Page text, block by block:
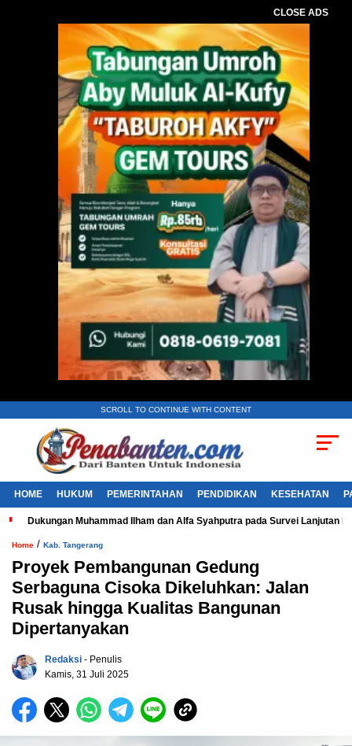
CLOSE ADS
SCROLL TO CONTINUE WITH CONTENT
HOME HUKUM PEMERINTAHAN PENDIDIKAN KESEHATAN
Dukungan Muhammad Ilham dan Alfa Syahputra pada Survei Lanjutan
Home / Kab. Tangerang
Proyek Pembangunan Gedung
Serbaguna Cisoka Dikeluhkan: Jalan
Rusak hingga Kualitas Bangunan
Dipertanyakan
Redaksi - Penulis
Kamis, 31 Juli 2025